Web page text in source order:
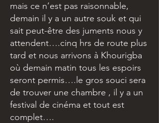
mais ce n’est pas raisonnable,
demain il y a un autre souk et qui
sait peut-être des juments nous y
attendent….cinq hrs de route plus
tard et nous arrivons à Khourigba
où demain matin tous les espoirs
seront permis….le gros souci sera
de trouver une chambre , il y a un
festival de cinéma et tout est
complet….